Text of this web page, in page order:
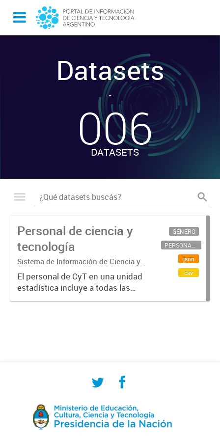
Datasets
-
006
DATASETS
Personal de ciencia y
tecnología
Sistema de Información de Ciencia y
Tecnología Argentino (SICYTAR)
El personal de CyT en una unidad
estadística incluye a todas las
personas involucradas
GÉNERO
PERSONAL CIENTÍFICO-TECNOLÓGICO
json
csv